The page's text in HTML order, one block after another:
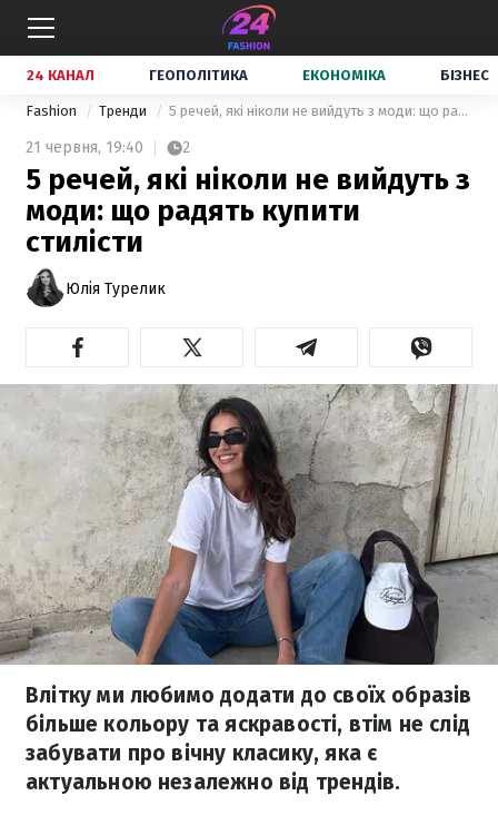
24 КАНАЛ ГЕОПОЛІТИКА ЕКОНОМІКА БІЗНЕС
Fashion Тренди 5 речей, які ніколи не вийдуть з моди: що радять купити стилісти
21 червня, 19:40 2
5 речей, які ніколи не вийдуть з
моди: що радять купити
стилісти
Юлія Турелик
Влітку ми любимо додати до своїх образів
більше кольору та яскравості, втім не слід
забувати про вічну класику, яка є
актуальною незалежно від трендів.